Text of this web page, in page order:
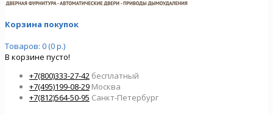
Корзина покупок
Товаров: 0 (0 р.)
В корзине пусто!
+7(800)333-27-42 бесплатный
+7(495)199-08-29 Москва
+7(812)564-50-95 Санкт-Петербург